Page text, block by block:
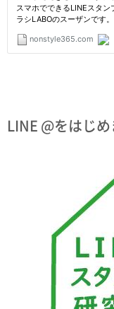
LINE @をはじめ